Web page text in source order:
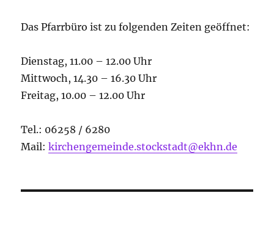
Das Pfarrbüro ist zu folgenden Zeiten geöffnet:
Dienstag, 11.00 – 12.00 Uhr
Mittwoch, 14.30 – 16.30 Uhr
Freitag, 10.00 – 12.00 Uhr
Tel.: 06258 / 6280
Mail:kirchengemeinde.stockstadt@ekhn.de